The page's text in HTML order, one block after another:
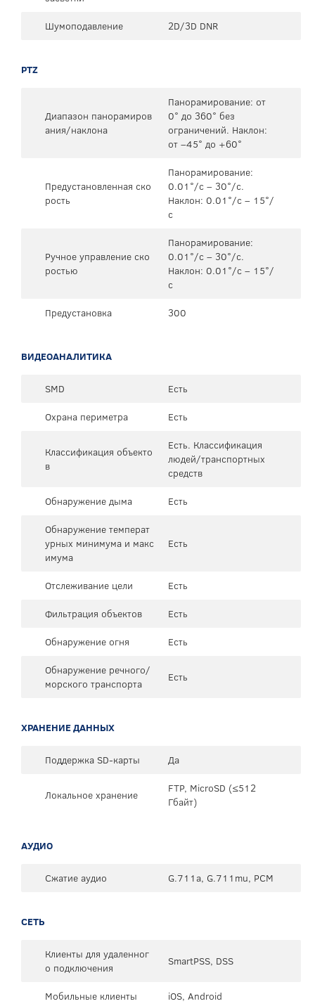
Шумоподавление
2D/3D DNR
PTZ
Диапазон панорамиров
ания/наклона
Панорамирование: от
0° до 360° без
ограничений. Наклон:
от –45° до +60°
Предустановленная ско
рость
Панорамирование:
0.01°/с – 30°/с.
Наклон: 0.01°/с – 15°/
с
Ручное управление ско
ростью
Панорамирование:
0.01°/с – 30°/с.
Наклон: 0.01°/с – 15°/
с
Предустановка
300
ВИДЕОАНАЛИТИКА
SMD
Есть
Охрана периметра
Есть
Классификация объекто
в
Есть. Классификация
людей/транспортных
средств
Обнаружение дыма
Есть
Обнаружение температ
урных минимума и макс
имума
Есть
Отслеживание цели
Есть
Фильтрация объектов
Есть
Обнаружение огня
Есть
Обнаружение речного/
морского транспорта
Есть
ХРАНЕНИЕ ДАННЫХ
Поддержка SD-карты Да
Локальное хранение
FTP, MicroSD (≤512
Гбайт)
АУДИО
Сжатие аудио G.711a, G.711mu, PCM
СЕТЬ
Клиенты для удаленног
о подключения
SmartPSS, DSS
Мобильные клиенты iOS, Android